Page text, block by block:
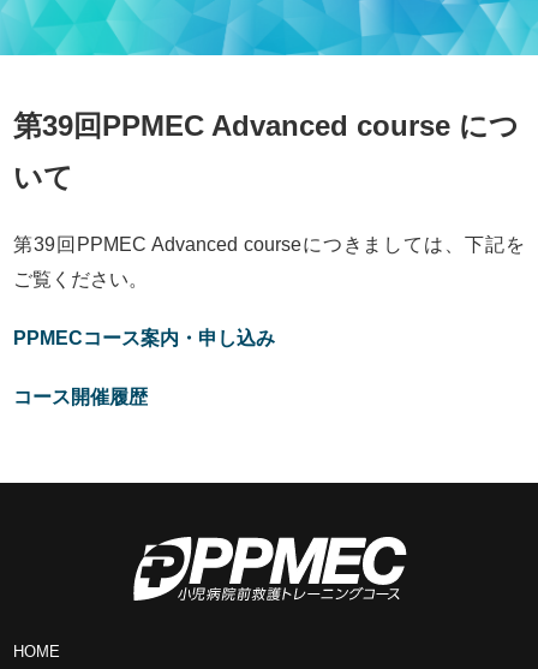
第39回PPMEC Advanced course につ
いて
第39回PPMEC Advanced courseにつきましては、下記を
ご覧ください。
PPMECコース案内・申し込み
コース開催履歴
HOME